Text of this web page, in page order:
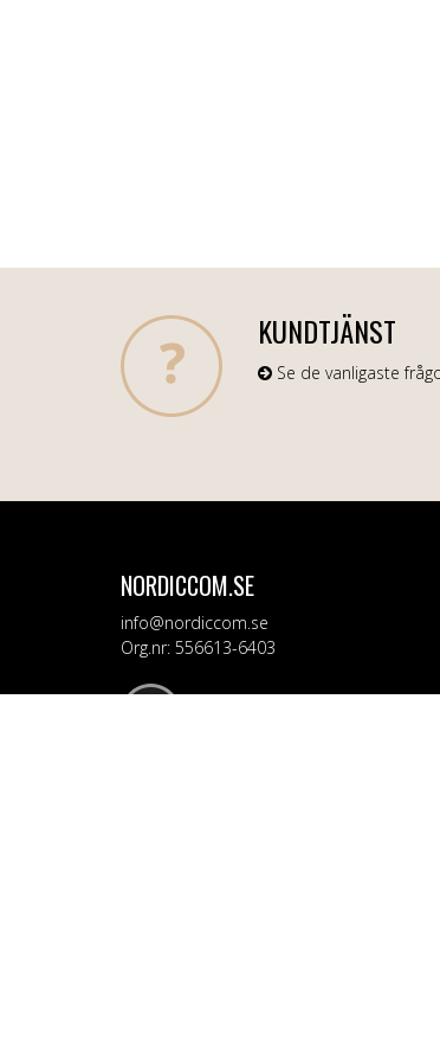
KUNDTJÄNST
Se de vanligaste
NORDICCOM.SE
info@nordiccom.se
Org.nr: 556613-6403